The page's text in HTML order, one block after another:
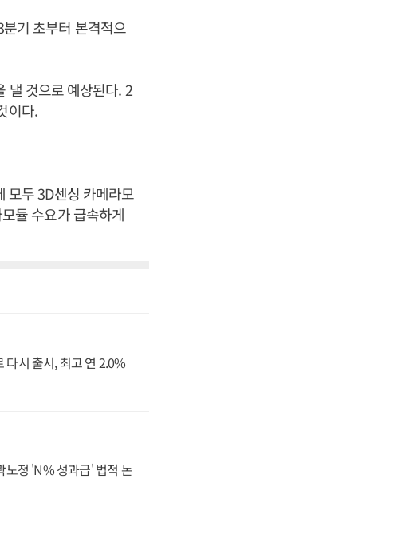
기 초부터 본격적으
낼 것으로 예상된다. 2
이다.
모두 3D센싱 카메라모
듈 수요가 급속하게
다시 출시, 최고 연 2.0%
노정 'N% 성과급' 법적 논